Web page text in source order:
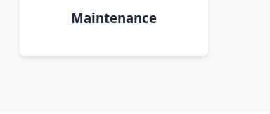
Maintenance